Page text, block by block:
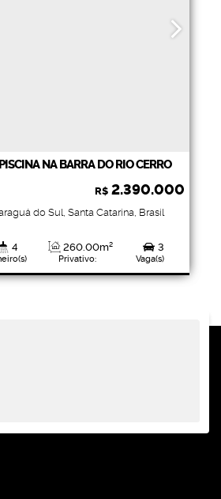
NA BARRA DO RIO CERRO
R$ 2.390.000
do Sul, Santa Catarina, Brasil
4
Privativo:
260 .00m²
3
Vaga(s)